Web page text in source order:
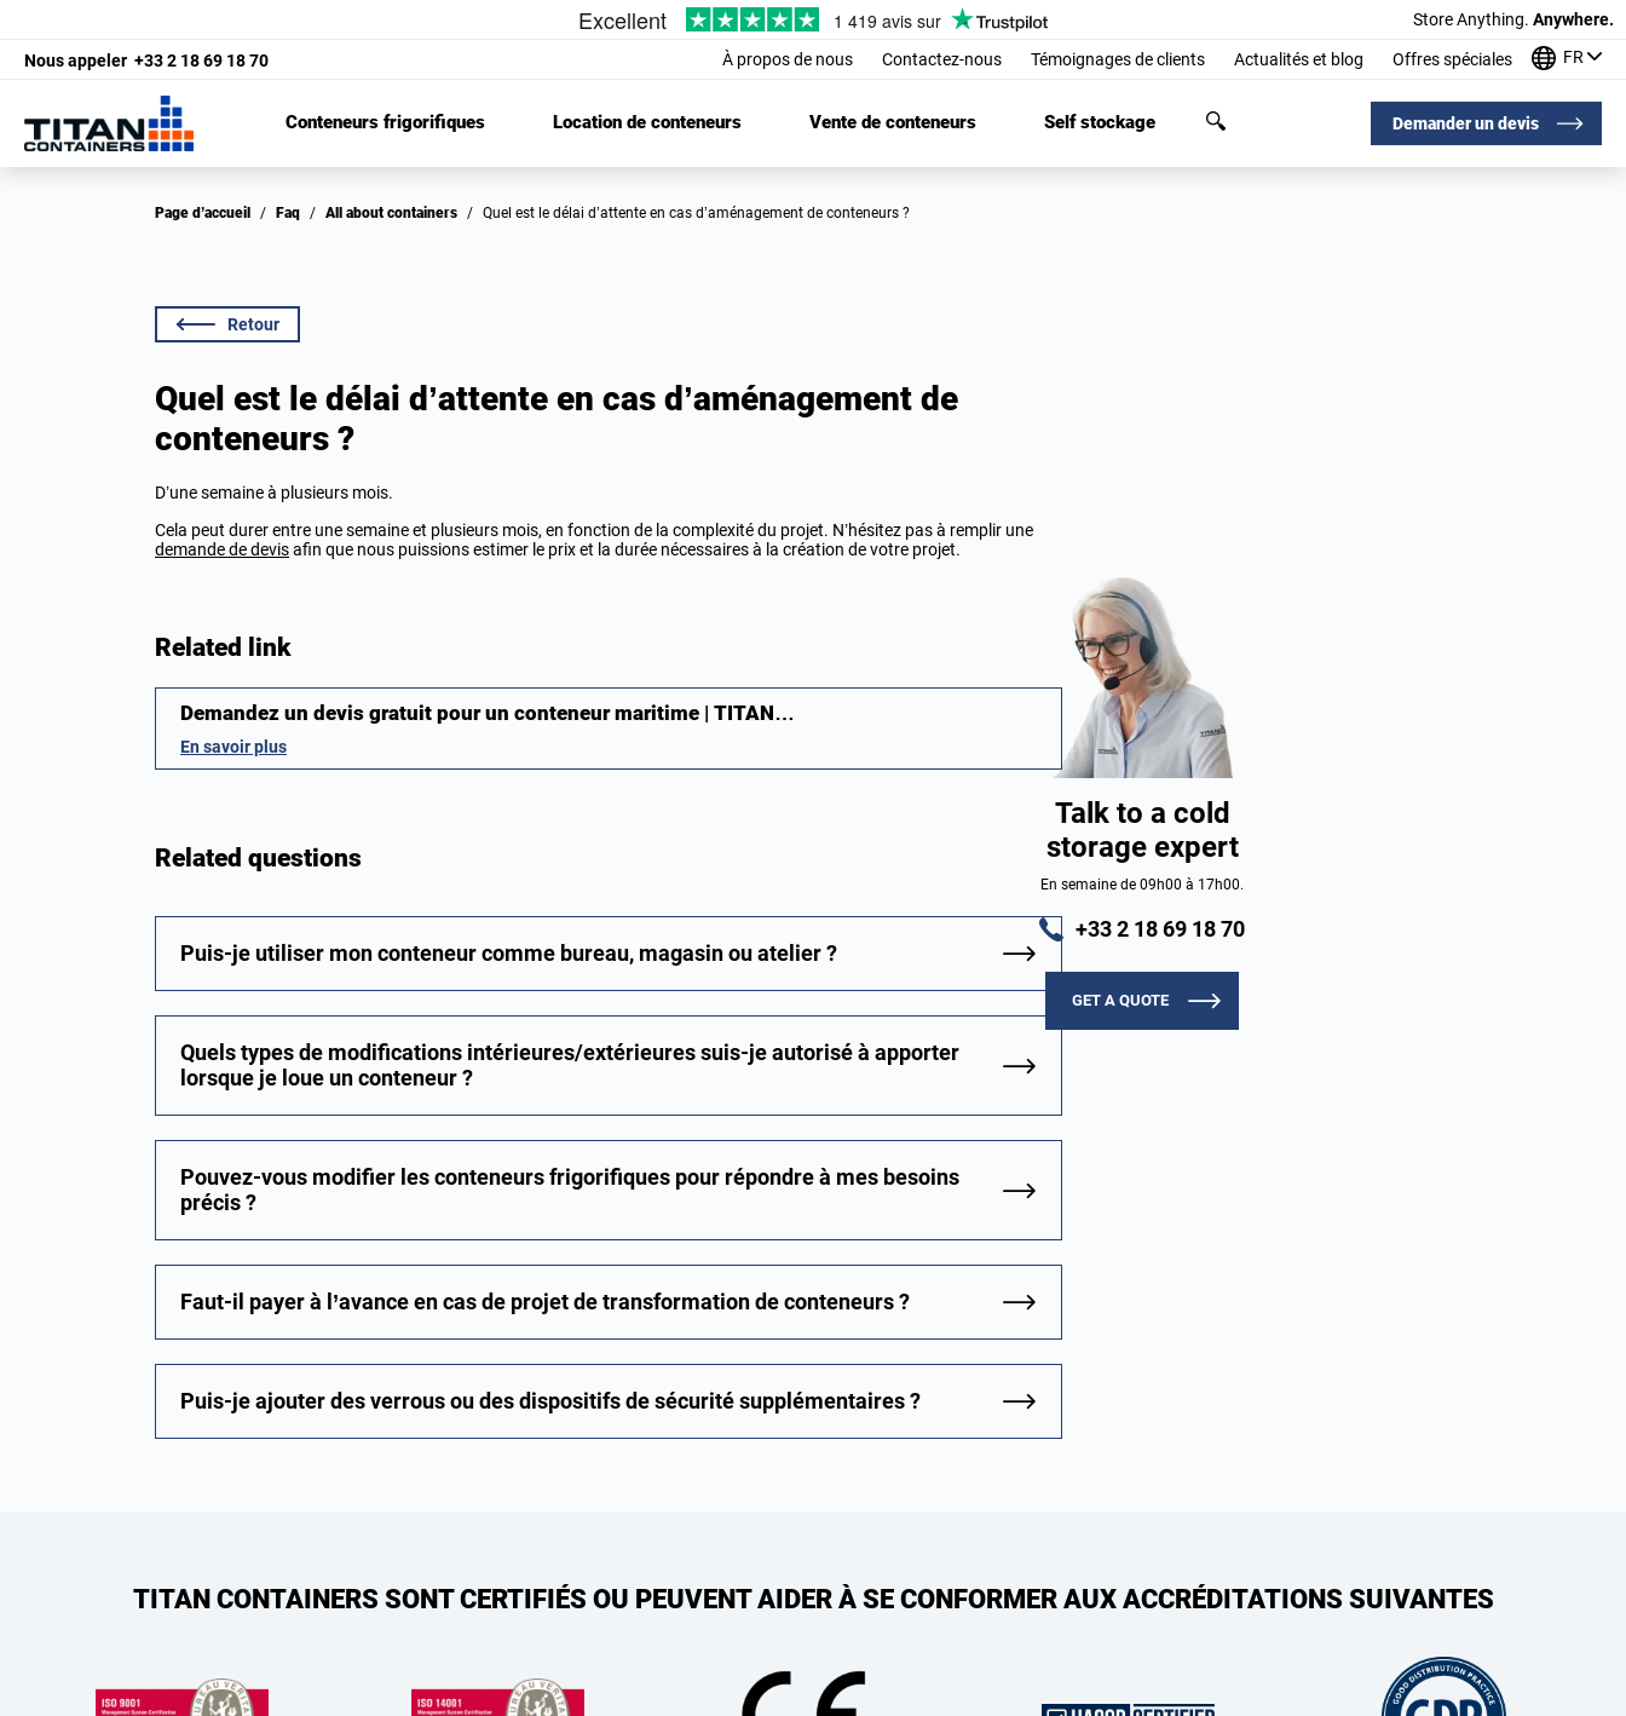
Store Anything. Anywhere.
Nous appeler +33 2 18 69 18 70 À propos de nous Contactez-nous Témoignages de clients Actualités et blog Offres spéciales FR
Conteneurs frigorifiques Location de conteneurs Vente de conteneurs Self stockage Demander un devis
Page d’accueil / Faq / All about containers / Quel est le délai d’attente en cas d’aménagement de conteneurs ?
Retour
Quel est le délai d’attente en cas d’aménagement de
conteneurs ?
D’une semaine à plusieurs mois.
Cela peut durer entre une semaine et plusieurs mois, en fonction de la complexité du projet. N’hésitez pas à remplir une
demande de devisafin que nous puissions estimer le prix et la durée nécessaires à la création de votre projet.
Related link
Demandez un devis gratuit pour un conteneur maritime | TITAN…
En savoir plus
Related questions
Puis-je utiliser mon conteneur comme bureau, magasin ou atelier ?
Quels types de modifications intérieures/extérieures suis-je autorisé à apporter
lorsque je loue un conteneur ?
Pouvez-vous modifier les conteneurs frigorifiques pour répondre à mes besoins
précis ?
Faut-il payer à l’avance en cas de projet de transformation de conteneurs ?
Puis-je ajouter des verrous ou des dispositifs de sécurité supplémentaires ?
Talk to a cold
storage expert
En semaine de 09h00 à 17h00.
+33 2 18 69 18 70
GET A QUOTE
TITAN CONTAINERS SONT CERTIFIÉS OU PEUVENT AIDER À SE CONFORMER AUX ACCRÉDITATIONS SUIVANTES